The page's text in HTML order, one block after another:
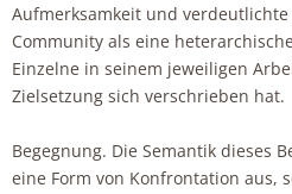
Aufmerksamkeit und
Community als eine
Einzelne in seinem jeweiligen
Zielsetzung sich verschrieben hat.
Begegnung. Die Semantik dieses
eine Form von Konfrontation aus,